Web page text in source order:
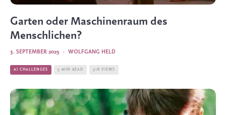
Garten oder Maschinen­raum des
Menschlichen?
WOLFGANG HELD
·
3. SEPTEMBER 2025
AI CHALLENGES 5 MIN READ 518 VIEWS